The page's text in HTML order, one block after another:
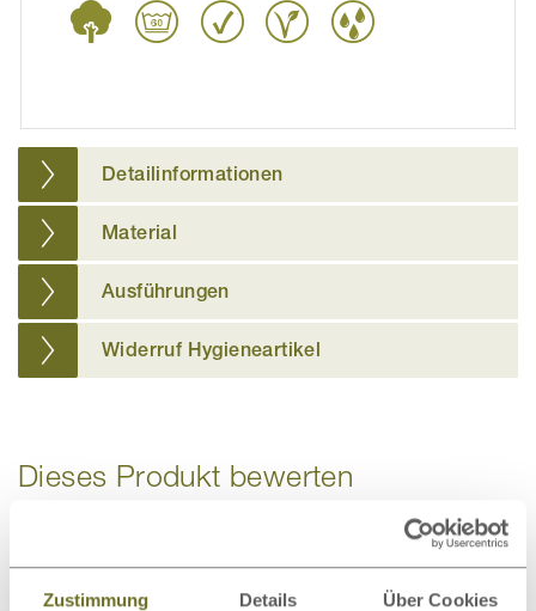
Zustimmung Details Über Cookies
Detailinformationen
Material
Ausführungen
Widerruf Hygieneartikel
Dieses Produkt bewerten
Schreiben Sie Ihre Meinung zu diesem Artikel:
TENCEL™ Faser Bettdecke – Medium-Decke